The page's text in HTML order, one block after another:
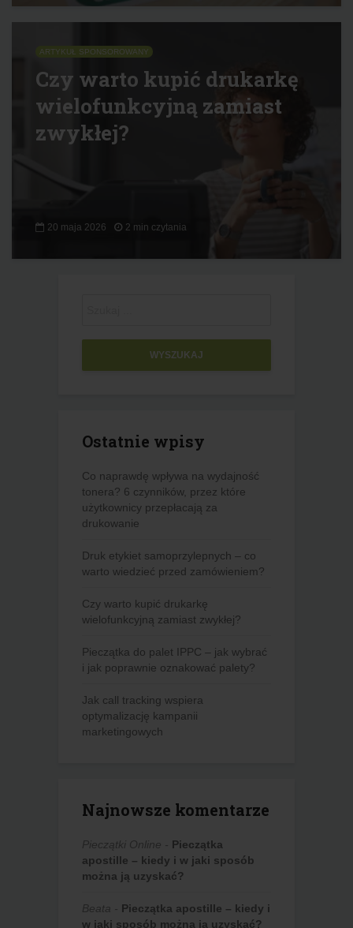
ARTYKUŁ SPONSOROWANY
Czy warto kupić drukarkę
wielofunkcyjną zamiast
zwykłej?
20 maja 2026 2 min czytania
WYSZUKAJ
Ostatnie wpisy
Co naprawdę wpływa na wydajność
tonera? 6 czynników, przez które
użytkownicy przepłacają za
drukowanie
Druk etykiet samoprzylepnych – co
warto wiedzieć przed zamówieniem?
Czy warto kupić drukarkę
wielofunkcyjną zamiast zwykłej?
Pieczątka do palet IPPC – jak wybrać
i jak poprawnie oznakować palety?
Jak call tracking wspiera
optymalizację kampanii
marketingowych
Najnowsze komentarze
Pieczątki Online - Pieczątka
apostille – kiedy i w jaki sposób
można ją uzyskać?
Beata - Pieczątka apostille – kiedy i
w jaki sposób można ją uzyskać?